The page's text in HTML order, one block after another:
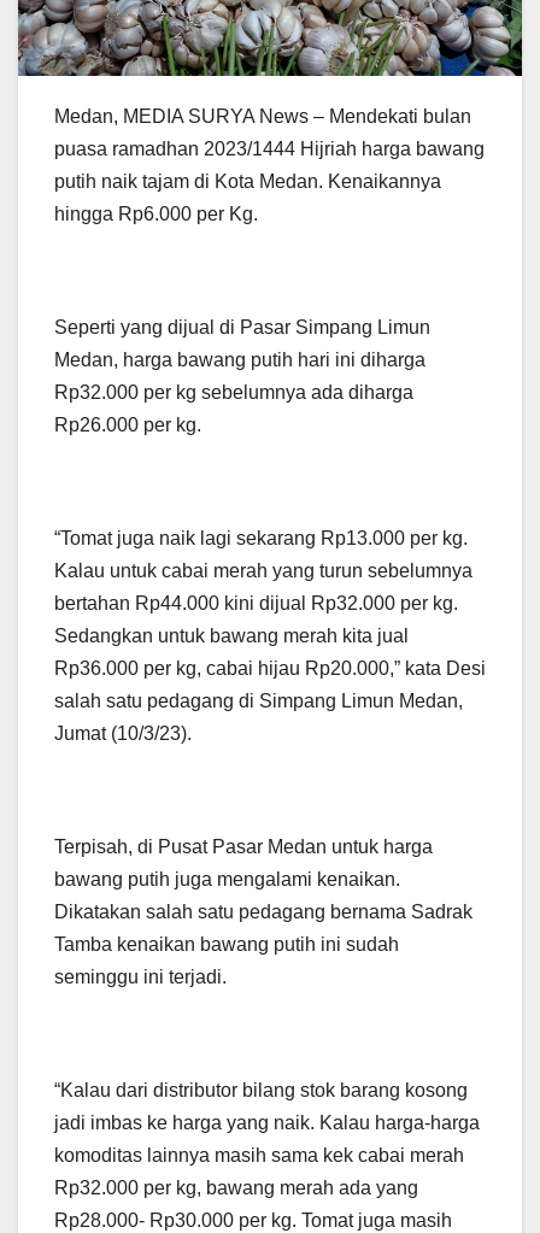
Medan, MEDIA SURYA News – Mendekati bulan
puasa ramadhan 2023/1444 Hijriah harga bawang
putih naik tajam di Kota Medan. Kenaikannya
hingga Rp6.000 per Kg.
Seperti yang dijual di Pasar Simpang Limun
Medan, harga bawang putih hari ini diharga
Rp32.000 per kg sebelumnya ada diharga
Rp26.000 per kg.
“Tomat juga naik lagi sekarang Rp13.000 per kg.
Kalau untuk cabai merah yang turun sebelumnya
bertahan Rp44.000 kini dijual Rp32.000 per kg.
Sedangkan untuk bawang merah kita jual
Rp36.000 per kg, cabai hijau Rp20.000,” kata Desi
salah satu pedagang di Simpang Limun Medan,
Jumat (10/3/23).
Terpisah, di Pusat Pasar Medan untuk harga
bawang putih juga mengalami kenaikan.
Dikatakan salah satu pedagang bernama Sadrak
Tamba kenaikan bawang putih ini sudah
seminggu ini terjadi.
“Kalau dari distributor bilang stok barang kosong
jadi imbas ke harga yang naik. Kalau harga-harga
komoditas lainnya masih sama kek cabai merah
Rp32.000 per kg, bawang merah ada yang
Rp28.000- Rp30.000 per kg. Tomat juga masih